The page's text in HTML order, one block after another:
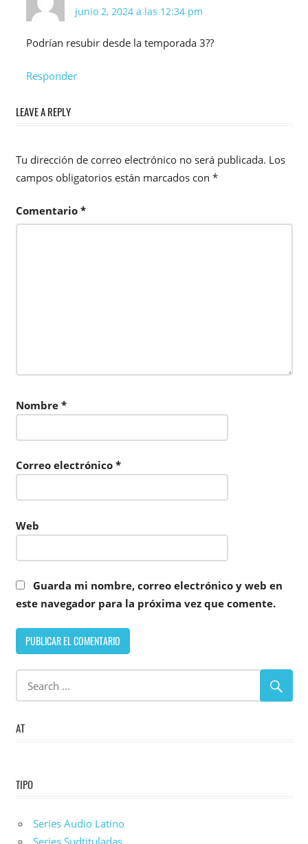
junio 2, 2024 a las 12:34 pm
Podrían resubir desde la temporada 3??
Responder
LEAVE A REPLY
Tu dirección de correo electrónico no será publicada. Los
campos obligatorios están marcados con *
Comentario *
Nombre *
Correo electrónico *
Web
Guarda mi nombre, correo electrónico y web en
este navegador para la próxima vez que comente.
AT
TIPO
Series Audio Latino
Series Sudtituladas